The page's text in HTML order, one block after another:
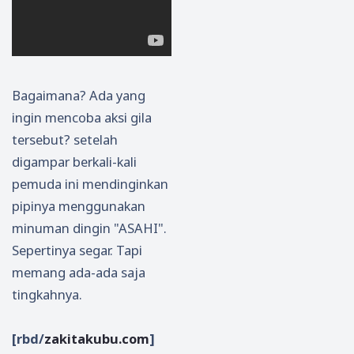
Bagaimana? Ada yang
ingin mencoba aksi gila
tersebut? setelah
digampar berkali-kali
pemuda ini mendinginkan
pipinya menggunakan
minuman dingin "ASAHI".
Sepertinya segar. Tapi
memang ada-ada saja
tingkahnya.
[rbd/zakitakubu.com]